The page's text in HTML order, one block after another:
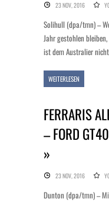
23 NOV, 2016
Solihull (dpa/tmn) –
Jahr gestohlen
ist dem Australier
WEITERLESEN
FERRARIS
– FORD
»
23 NOV, 2016
Dunton (dpa/tmn) –